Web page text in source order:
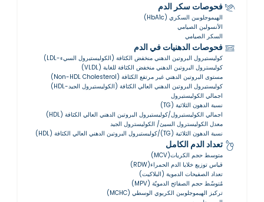
فحوصات سكر الدم
الهيموجلوبين السكري (HbA1c)
الأنسولين الصيامي
السكر الصيامي
فحوصات الدهنيات في الدم
كوليستيرول البروتين الدهني منخفض الكثافة (الكوليستيرول السيء-LDL)
كوليسترول البروتين الدهني منخفض الكثافة للغاية (VLDL)
مستوى البروتين الدهني غير مرتفع الكثافة (Non-HDL Cholesterol)
كوليستيرول البروتين الدهني العالي الكثافة (الكوليستيرول الجيد-HDL)
اجمالي الكوليستيرول
نسبة الدهون الثلاثية (TG)
اجمالي الكوليستيرول/كوليستيرول البروتين الدهني العالي الكثافة (HDL)
معدل الكوليسترول السيئ/ الكوليسترول الجيد
نسبة الدهون الثلاثية (TG)/كوليستيرول البروتين الدهني العالي الكثافة (HDL)
تعداد الدم الكامل
متوسط حجم الكريات(MCV)
قياس توزيع خلايا الدم الحمراء(RDW)
تعداد الصفيحات الدموية (البلاكيت)
مُتوسّط ​​حجم الصفائح الدمويّة (MPV)
تركيز الهيموجلوبين الكريوي الوسطي (MCHC)